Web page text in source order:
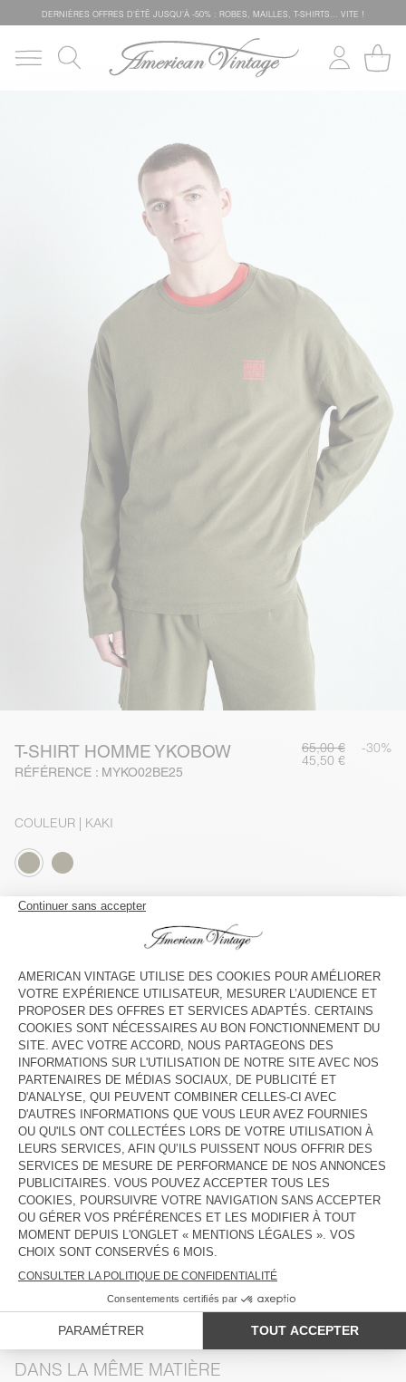
DERNIÈRES OFFRES D'ÉTÊ JUSQU'À -50% : ROBES, MAILLES, T-SHIRTS... VITE !
T-SHIRT HOMME YKOBOW
RÉFÉRENCE : MYKO02BE25
65,00 € -30%
45,50 €
COULEUR | KAKI
GUIDE DES TAILLES
Livraison estiméeentre le mercredi 12 août et le vendredi 14
août
AJOUTER AU PANIER
VOIR LA DISPONIBILITE EN MAGASIN
DESCRIPTION
TAILLE ET COUPE
COMPOSITION
ENTRETIEN
LIVRAISON ET RETOURS
DANS LA MÊME MATIÈRE